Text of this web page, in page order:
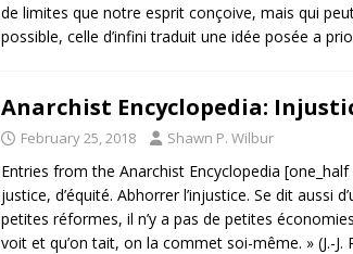
de limites que notre esprit conçoive, mais qui
possible, celle d’infini traduit une idée posée a
Anarchist Encyclopedia:
February 25, 2018 Shawn P. Wilbur
Entries from the Anarchist Encyclopedia
justice, d’équité. Abhorrer l’injustice. Se dit aussi
petites réformes, il n’y a pas de petites
voit et qu’on tait, on la commet soi-même. » (J.-